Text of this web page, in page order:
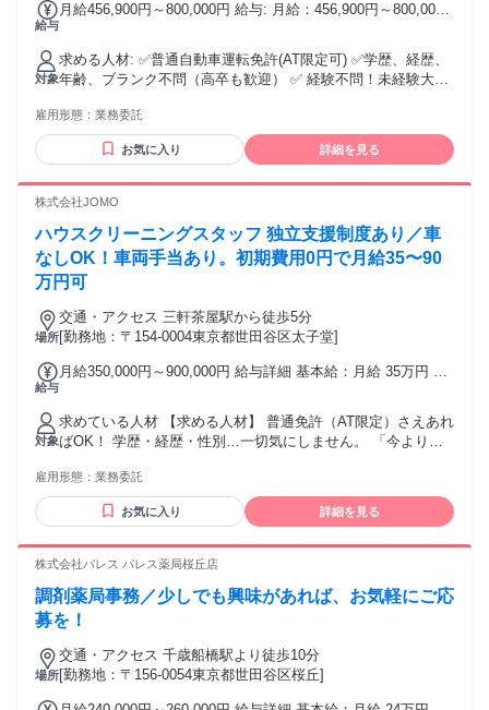
給与
月給456,900円～800,000円 給与: 月給：456,900円～800,000
例》 ✅ガッツリ稼ぎたい派（フルタイム） 月収 609,700円
（週6勤務 / 日当23,450円） 月収 515,900円（週5勤務 / 日当
23,450円） ✅ライフスタイル重視派 「午前のみ」「午後の
み」といった短時間の働き方や、スポット的に入りたいなど
※「慣れたらフルへ」という方も歓迎！ インセンティブ多
数！ ①レスキューインセンティブ ②1DAY インセンティブ ③
個数+ルート難易度 ④繁忙期インセンティブ ※頑張り次第で
繁忙期には、月70万円以上可能です！
対象
求める人材: ✅️普通自動車運転免許(AT限定可) ✅️学歴、経歴、
年齢、ブランク不問（高卒も歓迎） ✅️ 経験不問！未経験大歓
を歓迎します！／ ■今の収入に満足できず、もっと稼ぎたい
方 ■人間関係に悩まず自分のペースで働きたい方 ■副業・兼
業・Wワークでプラスの収入を得たい方 ■フリーターや第二新
す！】 ☆日当保証とインセンティブで大幅な収入UP！ ☆車
し、会社経営も目指せる！
雇用形態： 業務委託
お気に入り 詳細を見る
株式会社JOMO
ハウスクリーニングスタッフ 独立支援制度あり／車
なしOK！車両手当あり。初期費用0円で月給35〜90
万円可
場所
交通・アクセス 三軒茶屋駅から徒歩5分
[勤務地：〒154-0004東京都世田谷区太子堂]
給与
月給350,000円～900,000円 給与詳細 基本給：月給 35万円 〜
族手当金額：なし 全員に一律で支払われるその他手当金額：
なし 月給：350,000円 〜 900,000円 （完全歩合制：やった分
だけ全部自分に返ってきます！）
対象
求めている人材 【求める人材】 普通免許（AT限定）さえあれ
ばOK！ 学歴・経歴・性別…一切気にしません。 「今より収
があれば十分です！ 未経験でも、プロとして長期間お付き合
いいただける方や素敵な笑顔で接客ができる方歓迎です！
【こんな方が活躍しています】 現場仕事、配送、引越し等の
問！中卒・高卒・フリーター歓迎 性別不問！女性スタッフも
からの転身者の方！
雇用形態： 業務委託
お気に入り 詳細を見る
株式会社パレス パレス薬局桜丘店
調剤薬局事務／少しでも興味があれば、お気軽にご応
募を！
場所
交通・アクセス 千歳船橋駅より徒歩10分
[勤務地：〒156-0054東京都世田谷区桜丘]